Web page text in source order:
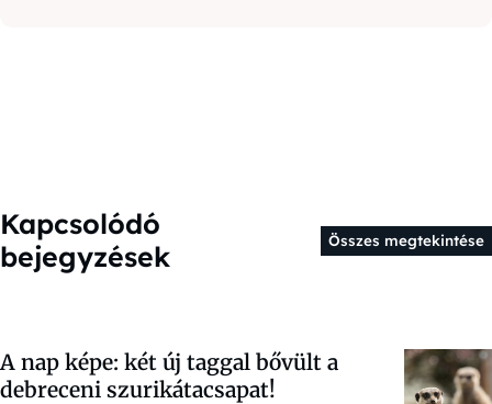
Kapcsolódó
bejegyzések
Összes megtekintése
A nap képe: két új taggal bővült a
debreceni szurikátacsapat!